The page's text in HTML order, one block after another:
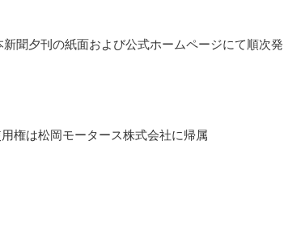
聞夕刊の紙面および公式ホームページにて順次発
権は松岡モータース株式会社に帰属